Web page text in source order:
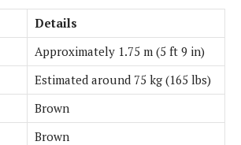
Details
Approximately 1.75 m (5 ft 9 in)
Estimated around 75 kg (165 lbs)
Brown
Brown